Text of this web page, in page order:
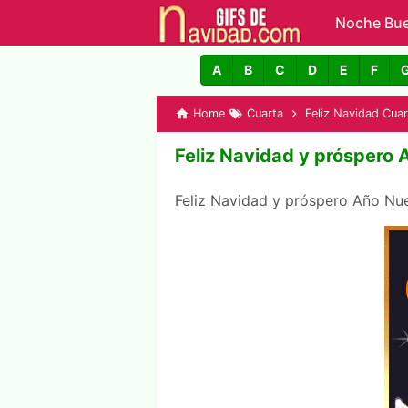
Noche
GIFs de
A B C D E F
Home Cuarta Feliz Navidad
Feliz Navidad y próspero
Feliz Navidad y próspero Año